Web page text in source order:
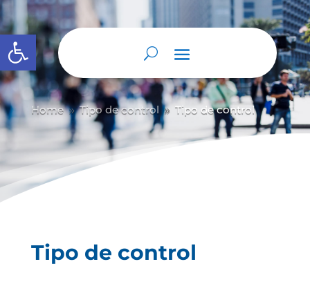
Abrir barra de herramientas
Home 9 Tipo de control 9 Tipo de control
Tipo de control